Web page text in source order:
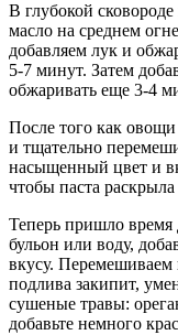
В глубокой
масло на среднем
добавляем лук и
5-7 минут. Затем
обжаривать еще 3-4
После того как
и тщательно
насыщенный цвет и
чтобы паста
Теперь пришло
бульон или воду,
вкусу. Перемешиваем
подлива закипит,
сушеные травы:
добавьте немного